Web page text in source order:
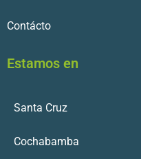
Contácto
Estamos en
Santa Cruz
Cochabamba